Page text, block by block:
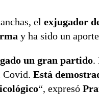
el exjugador
y ha sido un
un gran partido.
Covid. Está
“, expresó